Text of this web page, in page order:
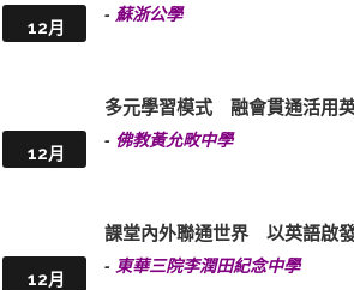
12月
- 蘇浙公學
12月
多元學習模式 融會貫通活用
- 佛教黃允畋中學
12月
課堂內外聯通世界 以英語啟
- 東華三院李潤田紀念中學